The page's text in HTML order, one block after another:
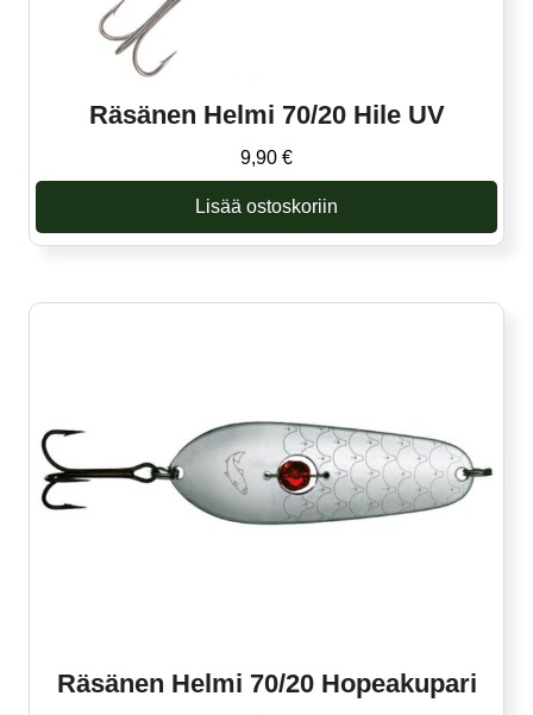
Räsänen Helmi 70/20 Hile UV
9,90 €
Lisää ostoskoriin
Räsänen Helmi 70/20 Hopeakupari